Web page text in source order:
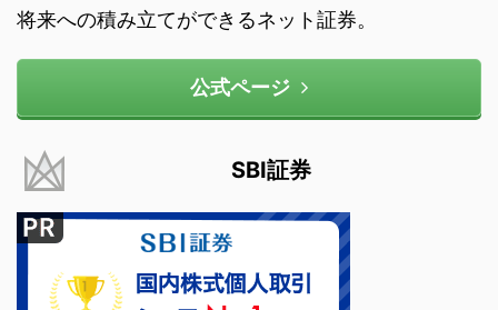
将来への積み立てができるネット証券。
公式ページ
SBI証券